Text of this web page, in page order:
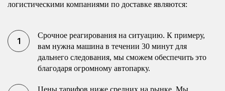
логистическими компаниями по доставке являются:
Срочное реагирования на ситуацию. К примеру,
вам нужна машина в течении 30 минут для
дальнего следования, мы сможем обеспечить это
благодаря огромному автопарку.
Цены тарифов ниже средних на рынке. Мы